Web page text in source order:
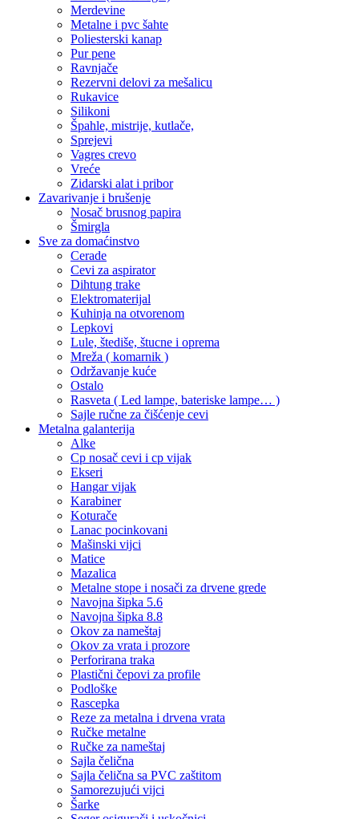
Merdevine
Metalne i pvc šahte
Poliesterski kanap
Pur pene
Ravnjače
Rezervni delovi za mešalicu
Rukavice
Silikoni
Špahle, mistrije, kutlače,
Sprejevi
Vagres crevo
Vreće
Zidarski alat i pribor
Zavarivanje i brušenje
Nosač brusnog papira
Šmirgla
Sve za domaćinstvo
Cerade
Cevi za aspirator
Dihtung trake
Elektromaterijal
Kuhinja na otvorenom
Lepkovi
Lule, štediše, štucne i oprema
Mreža ( komarnik )
Održavanje kuće
Ostalo
Rasveta ( Led lampe, bateriske lampe… )
Sajle ručne za čišćenje cevi
Metalna galanterija
Alke
Cp nosač cevi i cp vijak
Ekseri
Hangar vijak
Karabiner
Koturače
Lanac pocinkovani
Mašinski vijci
Matice
Mazalica
Metalne stope i nosači za drvene grede
Navojna šipka 5.6
Navojna šipka 8.8
Okov za nameštaj
Okov za vrata i prozore
Perforirana traka
Plastični čepovi za profile
Podloške
Rascepka
Reze za metalna i drvena vrata
Ručke metalne
Ručke za nameštaj
Sajla čelična
Sajla čelična sa PVC zaštitom
Samorezujući vijci
Šarke